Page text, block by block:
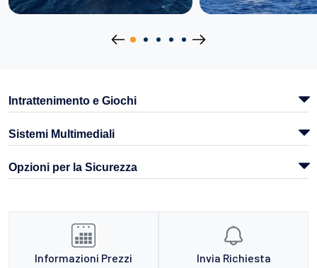
Intrattenimento e Giochi
Sistemi Multimediali
Opzioni per la Sicurezza
Informazioni Prezzi Invia Richiesta